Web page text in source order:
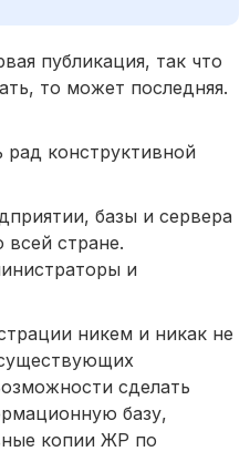
публикация, так что
то может последняя.
рад конструктивной
базы и сервера
стране.
и
никем и никак не
сделать
базу,
копии ЖР по